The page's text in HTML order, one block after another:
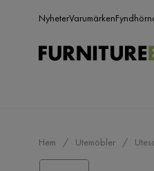
NyheterVarumärken
Hem Utemöbler